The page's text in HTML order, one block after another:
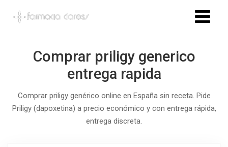
Comprar priligy generico
entrega rapida
Comprar priligy genérico online en España sin receta. Pide
Priligy (dapoxetina) a precio económico y con entrega rápida,
entrega discreta.